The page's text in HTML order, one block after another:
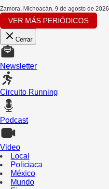
Zamora, Michoacán, 9 de agosto de 2026
VER MÁS PERIÓDICOS
Cerrar
Newsletter
Circuito Running
Podcast
Video
Local
Policiaca
México
Mundo